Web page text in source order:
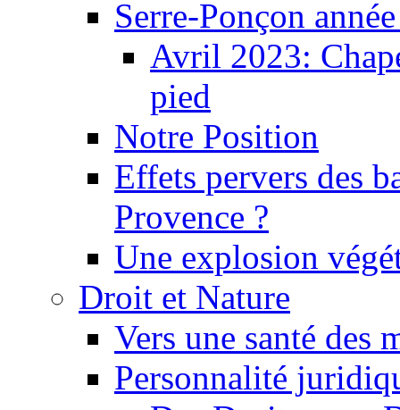
Serre-Ponçon
Avril 2023:
pied
Notre Position
Effets pervers des
Provence ?
Une explosion
Droit et Nature
Vers une santé des
Personnalité